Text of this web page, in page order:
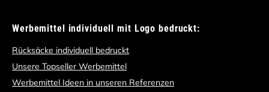
Werbemittel individuell mit Logo bedruckt:
Rücksäcke individuell bedruckt
Unsere Topseller Werbemittel
Werbemittel Ideen in unseren Referenzen